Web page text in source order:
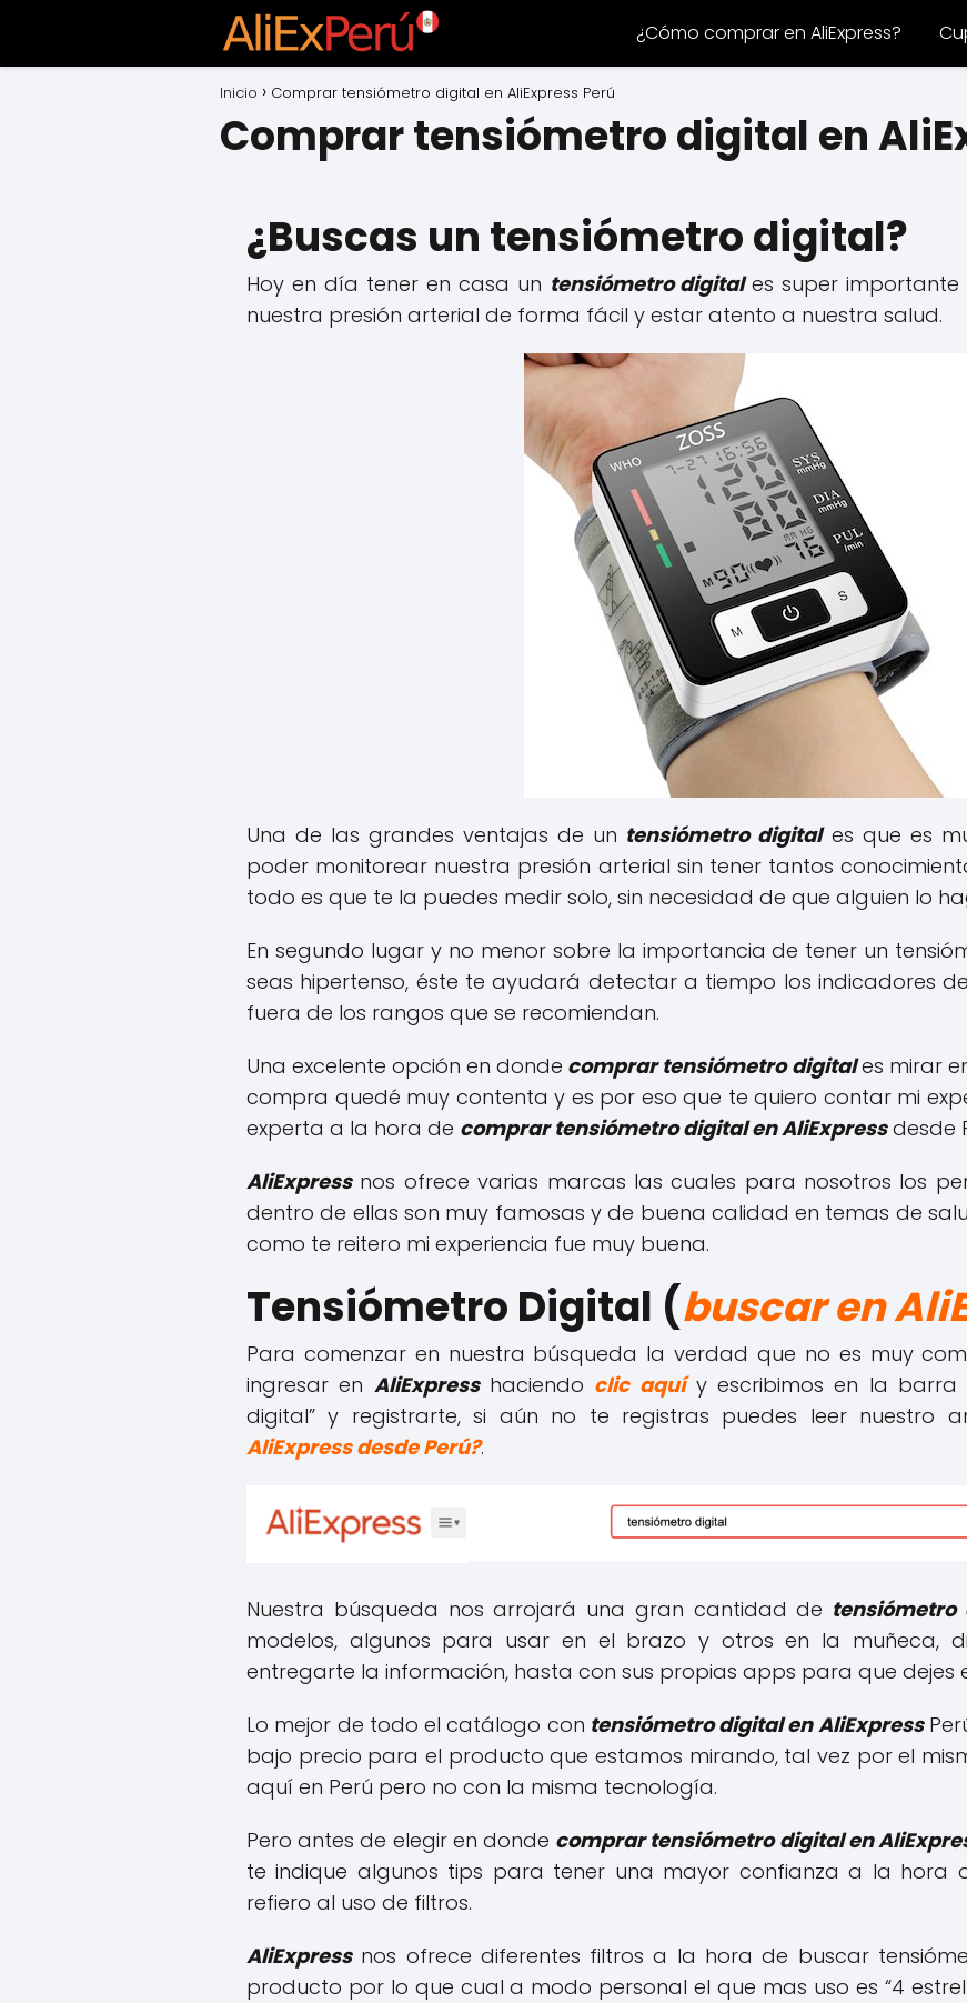
¿Cómo comprar en AliExpress?
Inicio Comprar tensiómetro digital en AliExpress Perú
Comprar tensiómetro digital en
¿Buscas un tensiómetro digital?
Hoy en día tener en casa un tensiómetro digitales super
nuestra presión arterial de forma fácil y estar atento a nuestra salud.
Una de las grandes ventajas de un tensiómetro digitales que es
poder monitorear nuestra presión arterial sin tener tantos
todo es que te la puedes medir solo, sin necesidad de que alguien lo
En segundo lugar y no menor sobre la importancia de tener un
seas hipertenso, éste te ayudará detectar a tiempo los indicadores
fuera de los rangos que se recomiendan.
Una excelente opción en donde comprar tensiómetro digitales mirar
compra quedé muy contenta y es por eso que te quiero contar mi
experta a la hora de comprar tensiómetro digital en AliExpressdesde
AliExpressnos ofrece varias marcas las cuales para nosotros los
dentro de ellas son muy famosas y de buena calidad en temas de
como te reitero mi experiencia fue muy buena.
Tensiómetro Digital (buscar en
Para comenzar en nuestra búsqueda la verdad que no es muy
ingresar en AliExpresshaciendo clic aquíy escribimos en la barra
digital” y registrarte, si aún no te registras puedes leer nuestro
AliExpress desde Perú?.
Nuestra búsqueda nos arrojará una gran cantidad de tensiómetro
modelos, algunos para usar en el brazo y otros en la muñeca,
entregarte la información, hasta con sus propias apps para que dejes
Lo mejor de todo el catálogo con tensiómetro digital en AliExpress
bajo precio para el producto que estamos mirando, tal vez por el
aquí en Perú pero no con la misma tecnología.
Pero antes de elegir en donde comprar tensiómetro digital en
te indique algunos tips para tener una mayor confianza a la hora
refiero al uso de filtros.
AliExpressnos ofrece diferentes filtros a la hora de buscar
producto por lo que cual a modo personal el que mas uso es “4